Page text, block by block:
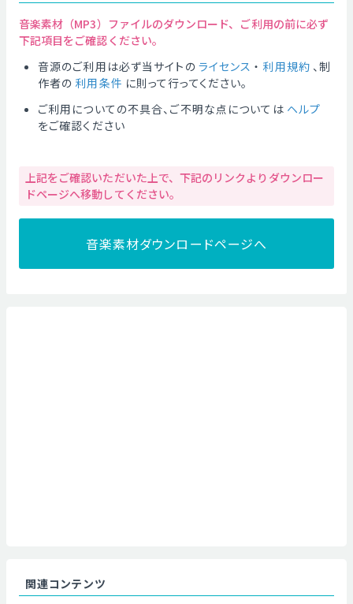
音楽素材（MP3）ファイルのダウンロード、ご利用の前に必ず
下記項目をご確認ください。
音源のご利用は必ず当サイトの ライセンス ・ 利用規約 、制
作者の 利用条件 に則って行ってください。
ご利用についての不具合、ご不明な点については ヘルプ
をご確認ください
上記をご確認いただいた上で、下記のリンクよりダウンロー
ドページへ移動してください。
音楽素材ダウンロードページへ
関連コンテンツ